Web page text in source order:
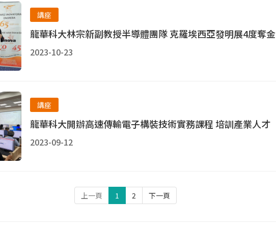
講座
龍華科大林宗新副教授半導體團隊 克羅埃西亞發明展4度奪金
2023-10-23
講座
龍華科大開辦高速傳輸電子構裝技術實務課程 培訓產業人才
2023-09-12
上一頁 1 2 下一頁